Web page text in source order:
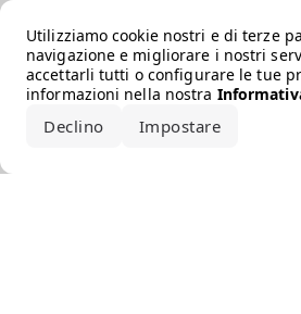
Utilizziamo cookie nostri e di terze
navigazione e migliorare i nostri
accettarli tutti o configurare le tue
informazioni nella nostra
Declino Impostare
Error loading